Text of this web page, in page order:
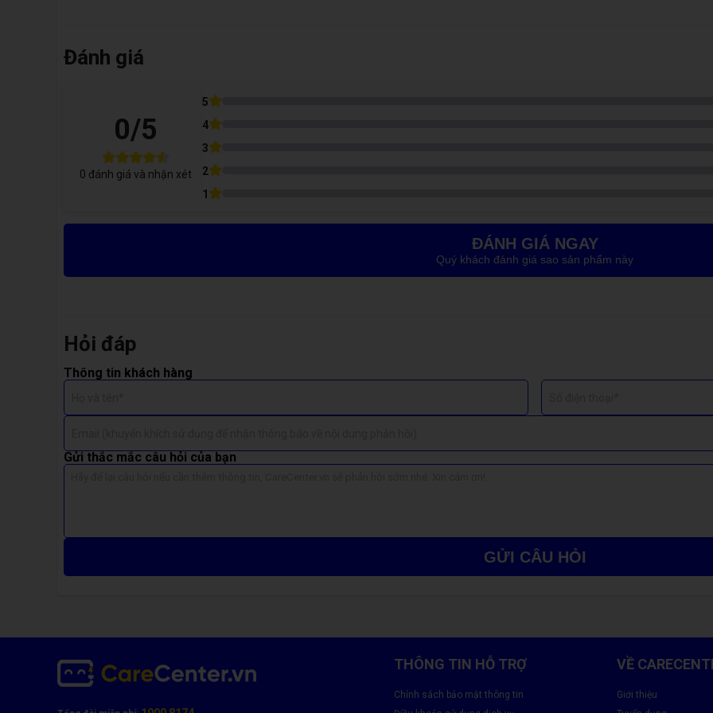
Thay pin iPhone X chính hãng Bison giá bao nhiêu?
Lưu ý: Giá trên đã bao gồm cả phí dịch vụ sửa chữa như công thay pin và vệ sinh lại thiết bị.
Tại sao nên sử dụng pin chính hãng Bison cho iPhone X?
Đánh giá
0/5
0 đánh giá và nhận xét
5
4
3
2
1
ĐÁNH GIÁ NGAY
Quý khách đánh giá sao sản phẩm này
Hỏi đáp
Thông tin khách hàng
Gửi thắc mắc câu hỏi của bạn
GỬI CÂU HỎI
THÔNG TIN HỖ TRỢ
Chính sách bảo mật thông tin
VỀ
Giới thiệu